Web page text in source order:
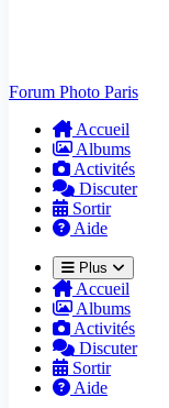
Forum Photo Paris
Accueil
Albums
Activités
Discuter
Sortir
Aide
Plus
Accueil
Albums
Activités
Discuter
Sortir
Aide